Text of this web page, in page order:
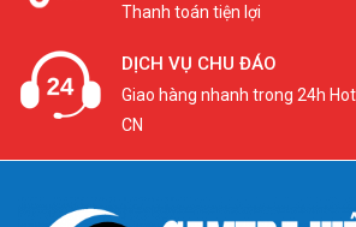
Thanh toán tiện lợi
DỊCH VỤ CHU ĐÁO
Giao hàng nhanh trong 24h
CN